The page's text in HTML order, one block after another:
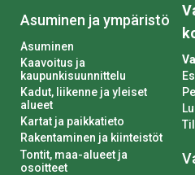
Asuminen ja ympäristö
Asuminen
Kaavoitus ja
kaupunkisuunnittelu
Kadut, liikenne ja yleiset
alueet
Kartat ja paikkatieto
Rakentaminen ja kiinteistöt
Tontit, maa-alueet ja
osoitteet